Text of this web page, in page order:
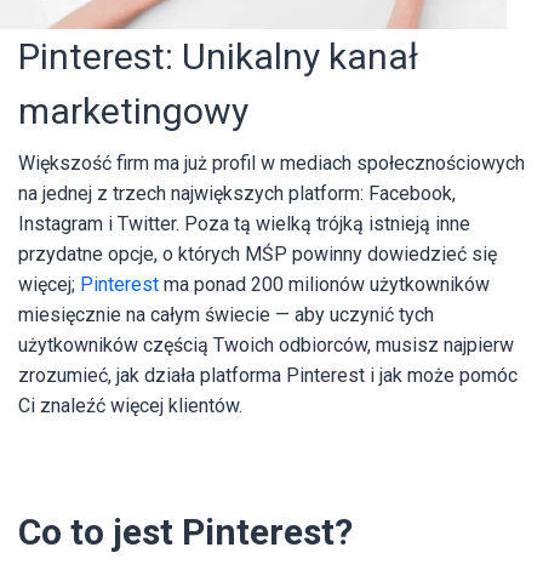
Pinterest: Unikalny kanał
marketingowy
Większość firm ma już profil w mediach społecznościowych
na jednej z trzech największych platform: Facebook,
Instagram i Twitter. Poza tą wielką trójką istnieją inne
przydatne opcje, o których MŚP powinny dowiedzieć się
więcej; Pinterest ma ponad 200 milionów użytkowników
miesięcznie na całym świecie — aby uczynić tych
użytkowników częścią Twoich odbiorców, musisz najpierw
zrozumieć, jak działa platforma Pinterest i jak może pomóc
Ci znaleźć więcej klientów.
Co to jest Pinterest?